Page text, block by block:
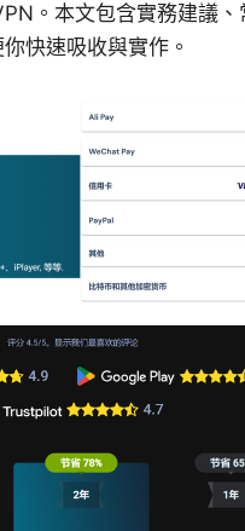
。本文包含實務建議、
快速吸收與實作。